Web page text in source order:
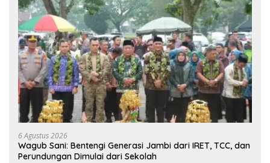
6 Agustus 2026
Wagub Sani: Bentengi Generasi Jambi dari IRET, TCC, dan
Perundungan Dimulai dari Sekolah